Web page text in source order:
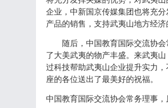
企业，中新国京传媒集团也将充
产品的销售，支持武夷山地方经济
随后，中国教育国际交流协
了大美武夷的物产丰盛。来武夷
过科技帮助武夷山企业提升实力
座的各位送出了最美好的祝福。
中国教育国际交流协会常务理事